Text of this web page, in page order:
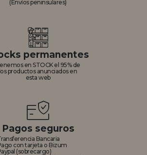
(Envíos peninsulares)
permanentes
en STOCK el 95% de
los productos anunciados en
esta web
Pagos seguros
Bancaria
con tarjeta o Bizum
(sobrecargo)